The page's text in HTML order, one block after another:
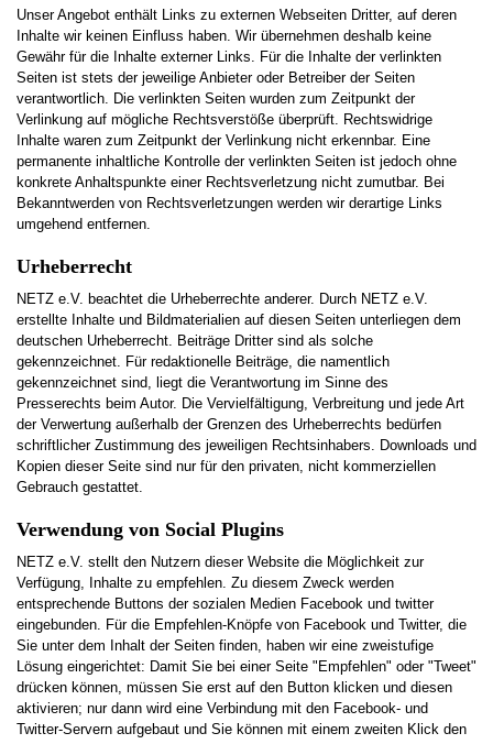
Unser Angebot enthält Links zu externen Webseiten Dritter, auf deren
Inhalte wir keinen Einfluss haben. Wir übernehmen deshalb keine
Gewähr für die Inhalte externer Links. Für die Inhalte der verlinkten
Seiten ist stets der jeweilige Anbieter oder Betreiber der Seiten
verantwortlich. Die verlinkten Seiten wurden zum Zeitpunkt der
Verlinkung auf mögliche Rechtsverstöße überprüft. Rechtswidrige
Inhalte waren zum Zeitpunkt der Verlinkung nicht erkennbar. Eine
permanente inhaltliche Kontrolle der verlinkten Seiten ist jedoch ohne
konkrete Anhaltspunkte einer Rechtsverletzung nicht zumutbar. Bei
Bekanntwerden von Rechtsverletzungen werden wir derartige Links
umgehend entfernen.
Urheberrecht
NETZ e.V. beachtet die Urheberrechte anderer. Durch NETZ e.V.
erstellte Inhalte und Bildmaterialien auf diesen Seiten unterliegen dem
deutschen Urheberrecht. Beiträge Dritter sind als solche
gekennzeichnet. Für redaktionelle Beiträge, die namentlich
gekennzeichnet sind, liegt die Verantwortung im Sinne des
Presserechts beim Autor. Die Vervielfältigung, Verbreitung und jede Art
der Verwertung außerhalb der Grenzen des Urheberrechts bedürfen
schriftlicher Zustimmung des jeweiligen Rechtsinhabers. Downloads und
Kopien dieser Seite sind nur für den privaten, nicht kommerziellen
Gebrauch gestattet.
Verwendung von Social Plugins
NETZ e.V. stellt den Nutzern dieser Website die Möglichkeit zur
Verfügung, Inhalte zu empfehlen. Zu diesem Zweck werden
entsprechende Buttons der sozialen Medien Facebook und twitter
eingebunden. Für die Empfehlen-Knöpfe von Facebook und Twitter, die
Sie unter dem Inhalt der Seiten finden, haben wir eine zweistufige
Lösung eingerichtet: Damit Sie bei einer Seite "Empfehlen" oder "Tweet"
drücken können, müssen Sie erst auf den Button klicken und diesen
aktivieren; nur dann wird eine Verbindung mit den Facebook- und
Twitter-Servern aufgebaut und Sie können mit einem zweiten Klick den